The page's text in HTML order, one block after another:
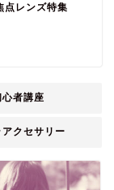
点レンズ特集
心者講座
アクセサリー